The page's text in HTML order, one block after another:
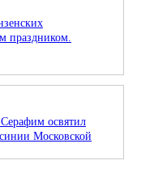
праздником.
освятил
Московской